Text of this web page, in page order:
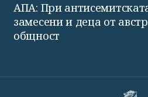
АПА: При
замесени и деца от
общност